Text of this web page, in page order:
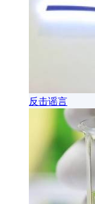
反击谣言